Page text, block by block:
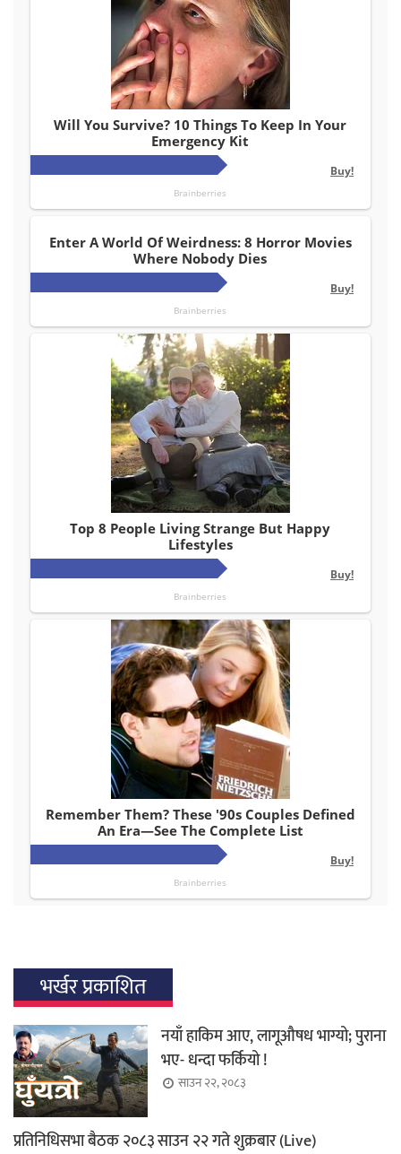
भर्खर प्रकाशित
नयाँ हाकिम आए, लागूऔषध भाग्यो; पुराना
भए- धन्दा फर्कियो !
साउन २२, २०८३
प्रतिनिधिसभा बैठक २०८३ साउन २२ गते शुक्रबार (Live)